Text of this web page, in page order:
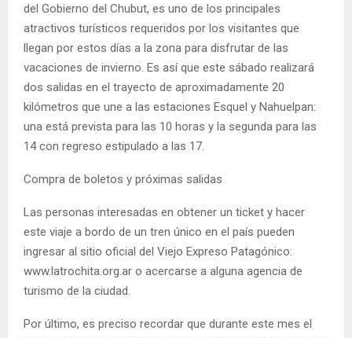
del Gobierno del Chubut, es uno de los principales
atractivos turísticos requeridos por los visitantes que
llegan por estos días a la zona para disfrutar de las
vacaciones de invierno. Es así que este sábado realizará
dos salidas en el trayecto de aproximadamente 20
kilómetros que une a las estaciones Esquel y Nahuelpan:
una está prevista para las 10 horas y la segunda para las
14 con regreso estipulado a las 17.
Compra de boletos y próximas salidas
Las personas interesadas en obtener un ticket y hacer
este viaje a bordo de un tren único en el país pueden
ingresar al sitio oficial del Viejo Expreso Patagónico:
www.latrochita.org.ar o acercarse a alguna agencia de
turismo de la ciudad.
Por último, es preciso recordar que durante este mes el